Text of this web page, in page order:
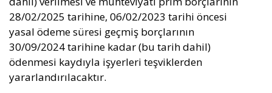
28/02/2025 tarihine, 06/02/2023 tarihi öncesi
yasal ödeme süresi geçmiş borçlarının
30/09/2024 tarihine kadar (bu tarih dahil)
ödenmesi kaydıyla işyerleri teşviklerden
yararlandırılacaktır.